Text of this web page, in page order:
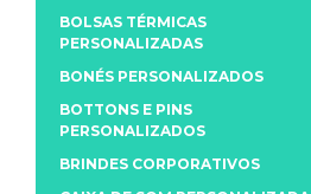
BOLSAS TÉRMICAS
PERSONALIZADAS
BONÉS PERSONALIZADOS
BOTTONS E PINS
PERSONALIZADOS
BRINDES CORPORATIVOS